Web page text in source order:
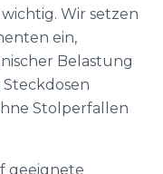
Wir setzen
ein,
Belastung
Steckdosen
Stolperfallen
geeignete